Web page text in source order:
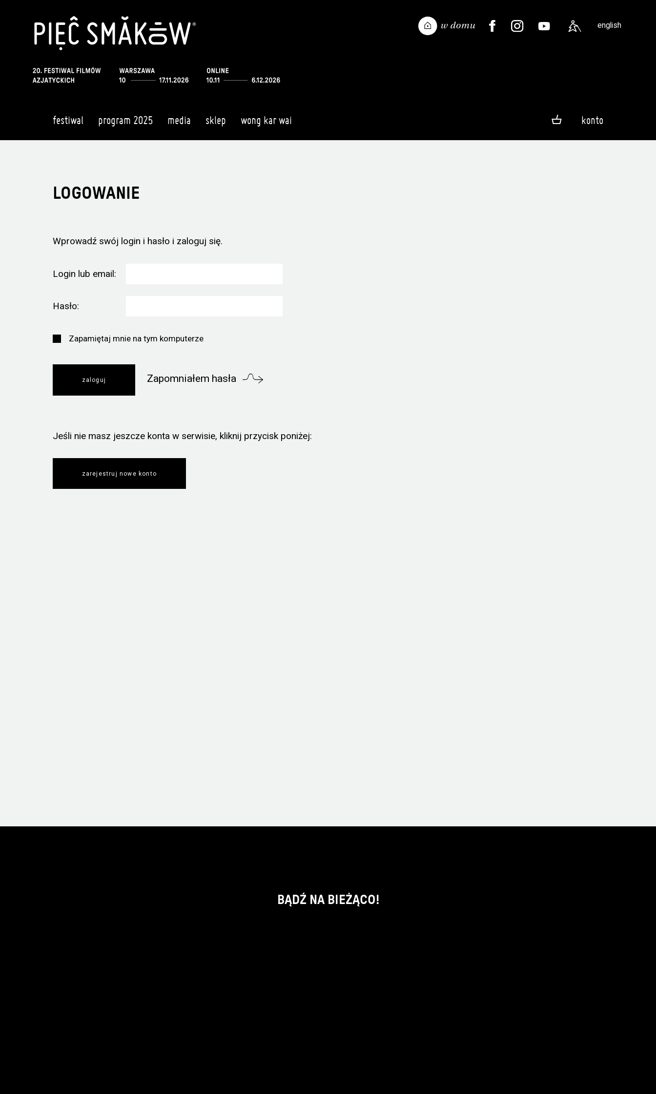
english
festiwal program 2025 media sklep wong kar wai konto
LOGOWANIE
Wprowadź swój login i hasło i zaloguj się.
Login lub email:
Hasło:
Zapamiętaj mnie na tym komputerze
Zapomniałem hasła
Jeśli nie masz jeszcze konta w serwisie, kliknij przycisk poniżej:
zarejestruj nowe konto
BĄDŹ NA BIEŻĄCO!